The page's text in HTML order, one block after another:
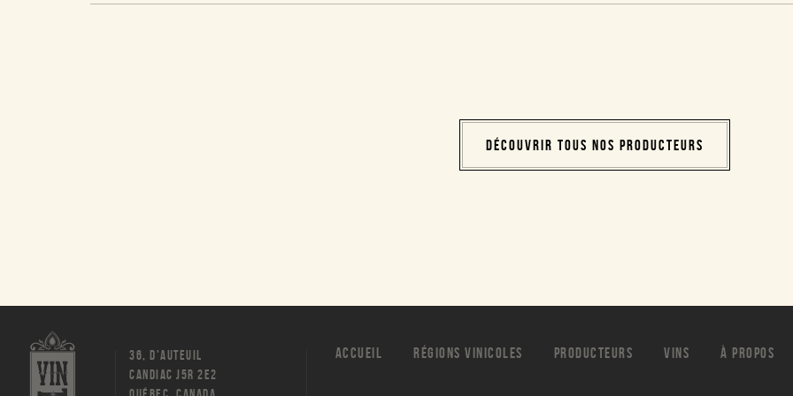
DÉCOUVRIR TOUS NOS PRODUCTEURS
36, D'AUTEUIL
CANDIAC J5R 2E2
ACCUEIL RÉGIONS VINICOLES PRODUCTEURS VINS À PROPOS